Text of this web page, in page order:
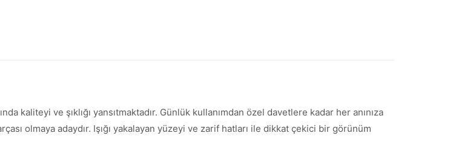
kaliteyi ve şıklığı yansıtmaktadır. Günlük kullanımdan özel davetlere kadar her anınıza
olmaya adaydır. Işığı yakalayan yüzeyi ve zarif hatları ile dikkat çekici bir görünüm